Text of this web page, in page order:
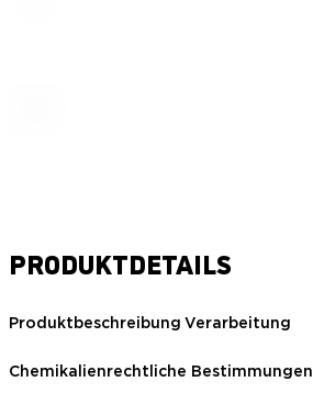
PRODUKTDETAILS
Produktbeschreibung Verarbeitung
Chemikalienrechtliche Bestimmungen